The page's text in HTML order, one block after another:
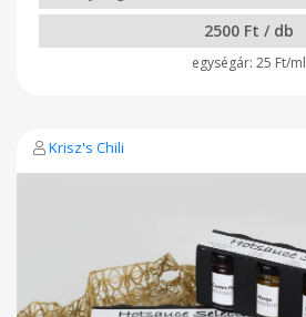
2500 Ft / db
25 Ft/ml
Krisz's Chili